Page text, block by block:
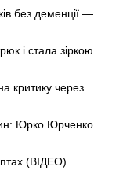
без деменції —
і стала зіркою
критику через
Юрко Юрченко
(ВІДЕО)